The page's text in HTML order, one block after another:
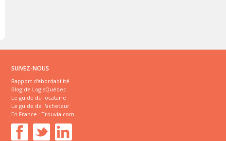
SUIVEZ-NOUS
Rapport d'abordabilité
Blog de LogisQuébec
Le guide du locataire
Le guide de l'acheteur
En France : Trouvia.com